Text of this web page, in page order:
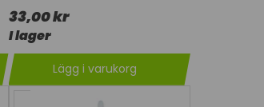
33,00 kr
I lager
Lägg i varukorg